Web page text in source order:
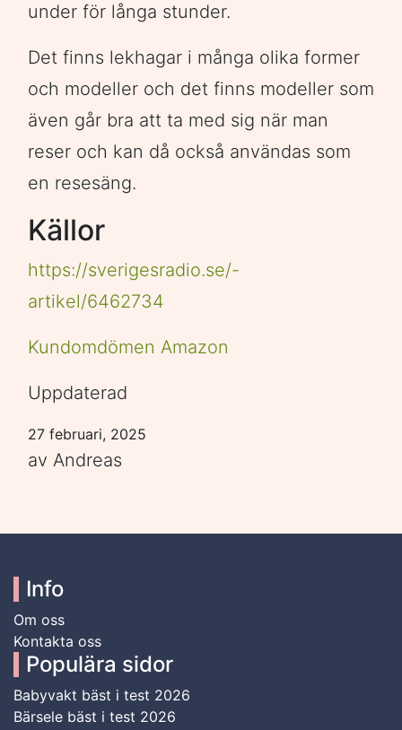
under för långa stunder.
Det finns lekhagar i många olika former
och modeller och det finns modeller som
även går bra att ta med sig när man
reser och kan då också användas som
en resesäng.
Källor
https://sverigesradio.se/-
artikel/6462734
Kundomdömen Amazon
Uppdaterad
27 februari, 2025
av Andreas
Info
Om oss
Kontakta oss
Populära sidor
Babyvakt bäst i test 2026
Bärsele bäst i test 2026